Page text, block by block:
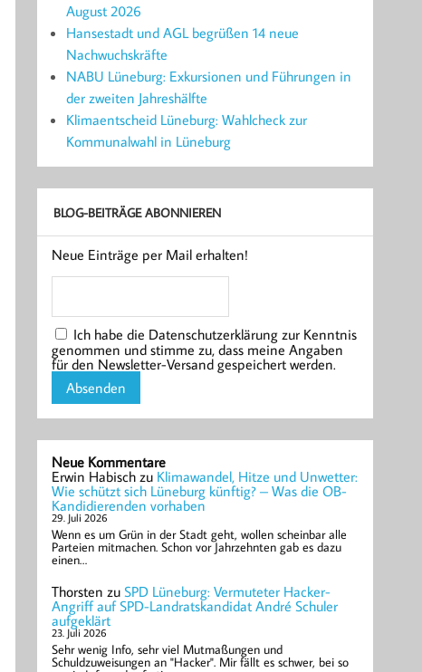
August 2026
Hansestadt und AGL begrüßen 14 neue
Nachwuchskräfte
NABU Lüneburg: Exkursionen und Führungen in
der zweiten Jahreshälfte
Klimaentscheid Lüneburg: Wahlcheck zur
Kommunalwahl in Lüneburg
BLOG-BEITRÄGE ABONNIEREN
Neue Einträge per Mail erhalten!
Ich habe die Datenschutzerklärung zur Kenntnis
genommen und stimme zu, dass meine Angaben
für den Newsletter-Versand gespeichert werden.
Neue Kommentare
Erwin Habisch zu Klimawandel, Hitze und Unwetter:
Wie schützt sich Lüneburg künftig? – Was die OB-
Kandidierenden vorhaben
29. Juli 2026
Wenn es um Grün in der Stadt geht, wollen scheinbar alle
Parteien mitmachen. Schon vor Jahrzehnten gab es dazu
einen…
Thorsten zuSPD Lüneburg: Vermuteter Hacker-
Angriff auf SPD-Landratskandidat André Schuler
aufgeklärt
23. Juli 2026
Sehr wenig Info, sehr viel Mutmaßungen und
Schuldzuweisungen an "Hacker". Mir fällt es schwer, bei so